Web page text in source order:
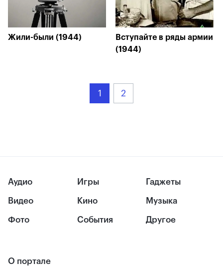
Жили-были (1944)
Вступайте в ряды армии
(1944)
1 2
Аудио
Видео
Фото
Игры
Кино
События
Гаджеты
Музыка
Другое
О портале